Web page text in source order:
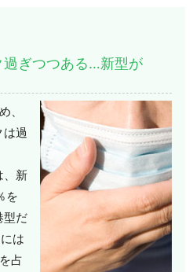
過ぎつつある…新型が
、
過
、新
を
型だ
は
占